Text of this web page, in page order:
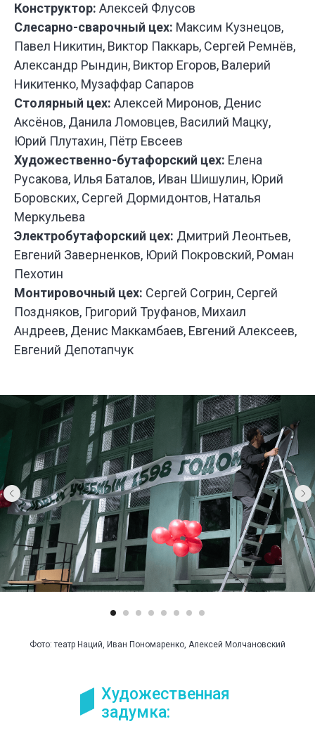
И
И
Конструктор: Алексей Флусов
Слесарно-сварочный цех: Максим Кузнецов,
Павел Никитин, Виктор Паккарь, Сергей Ремнёв,
Александр Рындин, Виктор Егоров, Валерий
Никитенко, Музаффар Сапаров
Столярный цех: Алексей Миронов, Денис
Аксёнов, Данила Ломовцев, Василий Мацку,
Юрий Плутахин, Пётр Евсеев
Художественно-бутафорский цех: Елена
Русакова, Илья Баталов, Иван Шишулин, Юрий
Боровских, Сергей Дормидонтов, Наталья
Меркульева
Электробутафорский цех: Дмитрий Леонтьев,
Евгений Заверненков, Юрий Покровский, Роман
Пехотин
Монтировочный цех: Сергей Согрин, Сергей
Поздняков, Григорий Труфанов, Михаил
Андреев, Денис Маккамбаев, Евгений Алексеев,
Евгений Депотапчук
Фото: театр Наций, Иван Пономаренко, Алексей Молчановский
Художественная
задумка: